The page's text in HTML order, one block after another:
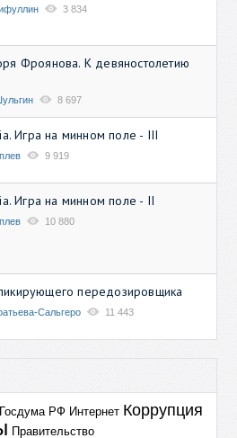
3 834
Фроянова. К девяностолетию
8 697
Игра на минном поле - III
9 919
Игра на минном поле - II
10 880
передозировщика
Сальгеро 11 443
Госдума РФ Интернет Коррупция
Правительство